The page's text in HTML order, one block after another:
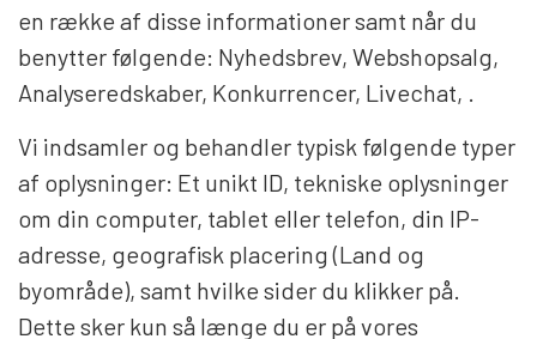
en række af disse informationer samt når du
benytter følgende: Nyhedsbrev, Webshopsalg,
Analyseredskaber, Konkurrencer, Livechat, .
Vi indsamler og behandler typisk følgende typer
af oplysninger: Et unikt ID, tekniske oplysninger
om din computer, tablet eller telefon, din IP-
adresse, geografisk placering (Land og
byområde), samt hvilke sider du klikker på.
Dette sker kun så længe du er på vores